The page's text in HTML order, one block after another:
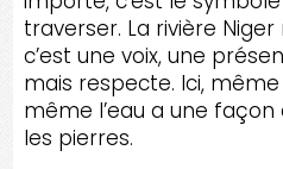
traverser. La rivière Niger
c’est une voix, une
mais respecte. Ici, même
même l’eau a une
les pierres.